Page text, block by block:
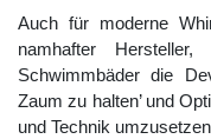
Auch für moderne
namhafter
Schwimmbäder die
Zaum zu halten’ und
und Technik